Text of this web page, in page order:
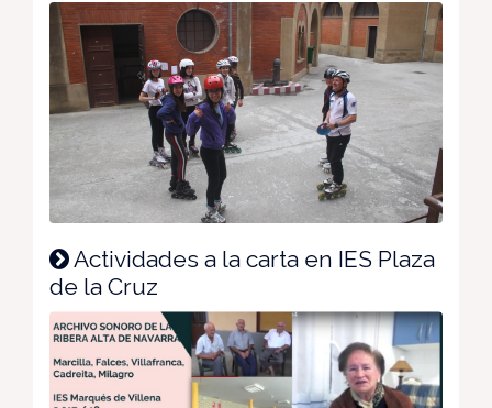
Actividades a la carta en IES Plaza
de la Cruz